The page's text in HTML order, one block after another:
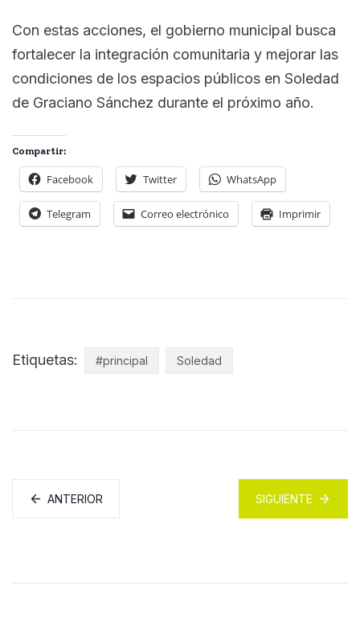
Con estas acciones, el gobierno municipal busca
fortalecer la integración comunitaria y mejorar las
condiciones de los espacios públicos en Soledad
de Graciano Sánchez durante el próximo año.
Compartir:
Facebook Twitter WhatsApp
Telegram Correo electrónico Imprimir
Etiquetas: #principal Soledad
ANTERIOR SIGUIENTE